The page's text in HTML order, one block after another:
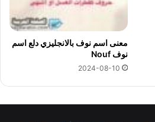
معنى اسم نوف بالانجليزي دلع اسم
نوف Nouf
2024-08-10